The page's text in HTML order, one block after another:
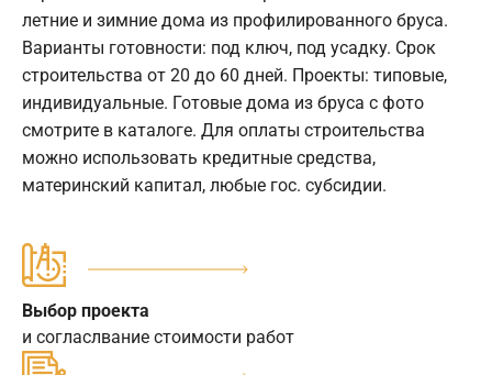
летние и зимние дома из профилированного бруса.
Варианты готовности: под ключ, под усадку. Срок
строительства от 20 до 60 дней. Проекты: типовые,
индивидуальные. Готовые дома из бруса с фото
смотрите в каталоге. Для оплаты строительства
можно использовать кредитные средства,
материнский капитал, любые гос. субсидии.
Выбор проекта
и согласлвание стоимости работ